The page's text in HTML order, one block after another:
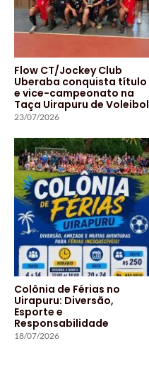
Flow CT/Jockey Club
Uberaba conquista título
e vice-campeonato na
Taça Uirapuru de Voleibol
23/07/2026
Colônia de Férias no
Uirapuru: Diversão,
Esporte e
Responsabilidade
18/07/2026